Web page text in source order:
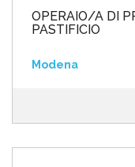
OPERAIO/A DI
PASTIFICIO
Modena